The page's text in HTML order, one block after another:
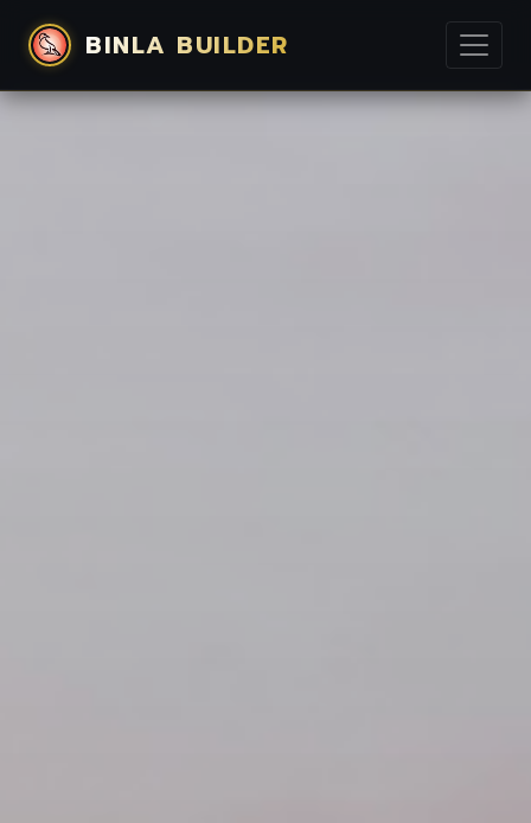
BINLA BUILDER